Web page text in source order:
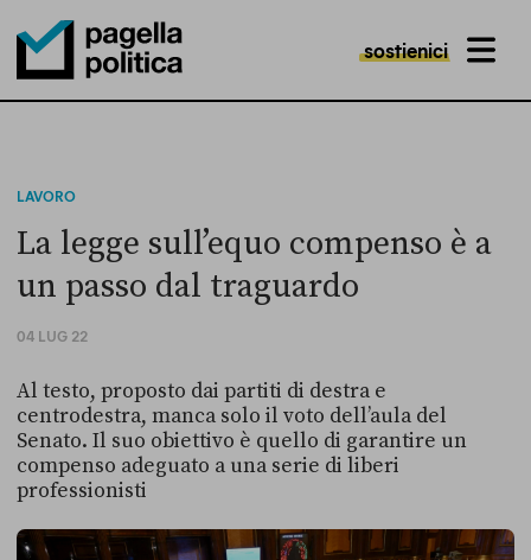
Pagella Politica Logo
sostienici MENU
LAVORO
La legge sull’equo compenso è a
un passo dal traguardo
04 LUG 22
Al testo, proposto dai partiti di destra e
centrodestra, manca solo il voto dell’aula del
Senato. Il suo obiettivo è quello di garantire un
compenso adeguato a una serie di liberi
professionisti